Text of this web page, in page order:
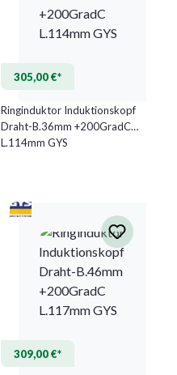
305,00 €*
Ringinduktor Induktionskopf
Draht-B.36mm +200GradC
L.114mm GYS
309,00 €*